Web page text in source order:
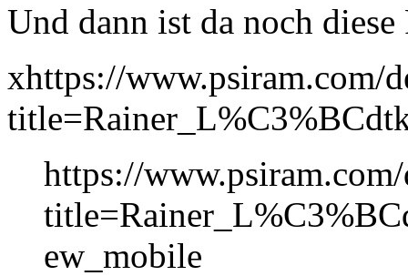
Und dann ist da noch
xhttps://www.psiram.com/
https://
ew_mobile